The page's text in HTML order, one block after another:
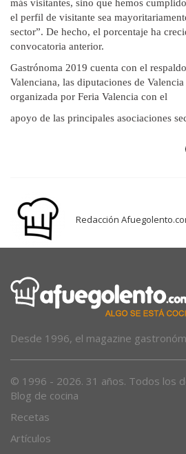
más visitantes, sino que hemos
el perfil de visitante sea
sector”. De hecho, el porcentaje ha
convocatoria anterior.
Gastrónoma 2019 cuenta con el
Valenciana, las diputaciones de
organizada por Feria Valencia con el
apoyo de las principales asociaciones
Redacción
Desde 1996, el magazine
© 1996 - 2026. 31 años. Todos los
Blog de cocina
Recetas
Artículos